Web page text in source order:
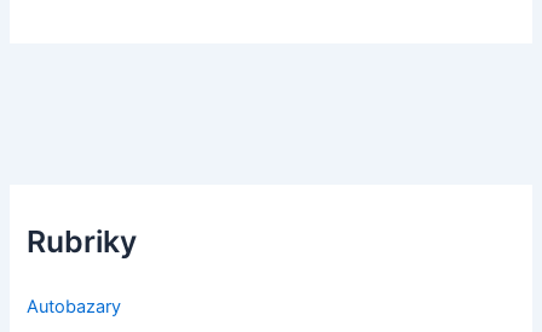
Rubriky
Autobazary